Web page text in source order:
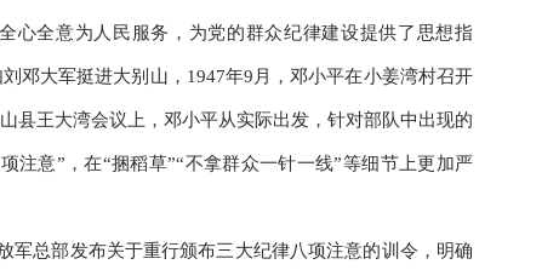
心全意为人民服务，为党的群众纪律建设提供了思想指
邓大军挺进大别山，1947年9月，邓小平在小姜湾村召开
县王大湾会议上，邓小平从实际出发，针对部队中出现的
注意”，在“捆稻草”“不拿群众一针一线”等细节上更加严
军总部发布关于重行颁布三大纪律八项注意的训令，明确